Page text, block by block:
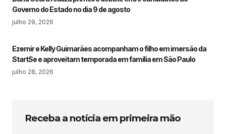
Governo do Estado no dia 9 de agosto
julho 29, 2026
Ezemir e Kelly Guimarães acompanham o filho em imersão da
StartSe e aproveitam temporada em família em São Paulo
julho 28, 2026
Receba a notícia em primeira mão